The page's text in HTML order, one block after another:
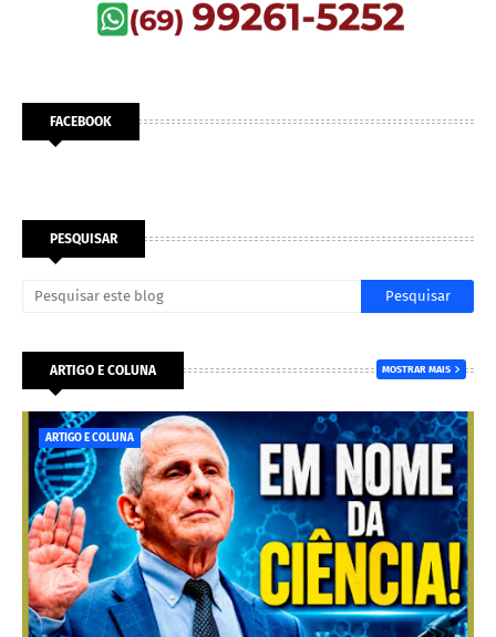
FACEBOOK
PESQUISAR
ARTIGO E COLUNA MOSTRAR MAIS
ARTIGO E COLUNA